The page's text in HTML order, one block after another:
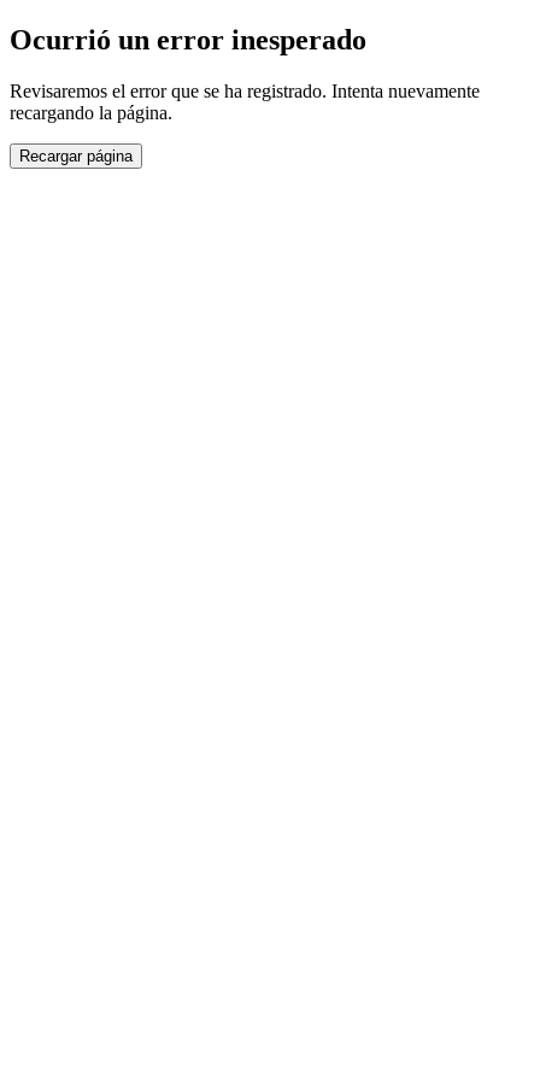
Ocurrió un error inesperado
Revisaremos el error que se ha registrado. Intenta nuevamente
recargando la página.
Recargar página